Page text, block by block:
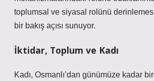
toplumsal ve siyasal rolünü
bir bakış açısı sunuyor.
İktidar, Toplum ve Kadı
Kadı, Osmanlı’dan günümüze kadar